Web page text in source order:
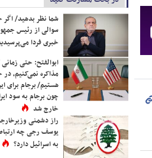
شما نظر بدهید/ اگر
سوالی از رئیس
خبری فردا
ابوالفتح: حتی
مذاکره نمی‌کنیم، در
هستیم/ برجام برای
چون برجام به سود
خارج شد
راز دشمنی
یوسف رجی چه
به اسرائیل دارد؟